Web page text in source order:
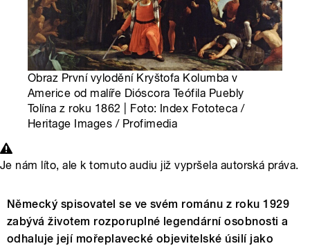
Obraz První vylodění Kryštofa Kolumba v
Americe od malíře Dióscora Teófila Puebly
Tolína z roku 1862 | Foto: Index Fototeca /
Heritage Images / Profimedia
Je nám líto, ale k tomuto audiu již vypršela autorská práva.
Německý spisovatel se ve svém románu z roku 1929
zabývá životem rozporuplné legendární osobnosti a
odhaluje její mořeplavecké objevitelské úsilí jako